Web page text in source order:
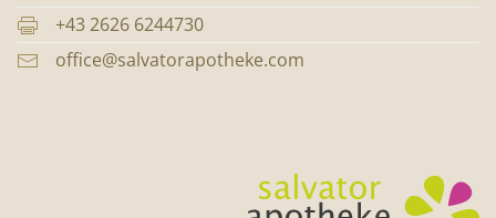
+43 2626 6244730
office@salvatorapotheke.com